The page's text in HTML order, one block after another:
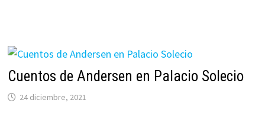
Cuentos de Andersen en Palacio Solecio
24 diciembre, 2021